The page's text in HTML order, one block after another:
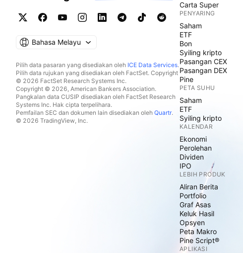
Bahasa Melayu
Pilih data pasaran yang disediakan oleh ICE Data Services.
Pilih data rujukan yang disediakan oleh FactSet. Copyright
© 2026 FactSet Research Systems Inc.
Copyright © 2026, American Bankers Association.
Pangkalan data CUSIP disediakan oleh FactSet Research
Systems Inc. Hak cipta terpelihara.
Pemfailan SEC dan dokumen lain disediakan oleh Quartr.
© 2026 TradingView, Inc.
Carta Super
PENYARING
Saham
ETF
Bon
Syiling kripto
Pasangan CEX
Pasangan DEX
Pine
PETA SUHU
Saham
ETF
Syiling kripto
KALENDAR
Ekonomi
Perolehan
Dividen
IPO
LEBIH PRODUK
Aliran Berita
Portfolio
Graf Asas
Keluk Hasil
Opsyen
Peta Makro
Pine Script®
APLIKASI